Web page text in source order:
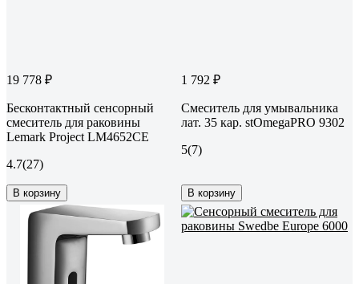
19 778 ₽
Бесконтактный сенсорный
смеситель для раковины
Lemark Project LM4652CE
4.7(27)
В корзину
1 792 ₽
Смеситель для умывальника
лат. 35 кар. stOmegaPRO 9302
5(7)
В корзину